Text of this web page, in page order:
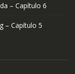
– Capítulo 6
– Capítulo 5